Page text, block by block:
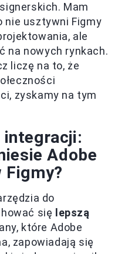
Mam
nie usztywni Figmy
ale
na nowych rynkach.
liczę na to, że
zyskamy na tym
integracji:
Adobe
do
się
lepszą
które Adobe
zapowiadają się